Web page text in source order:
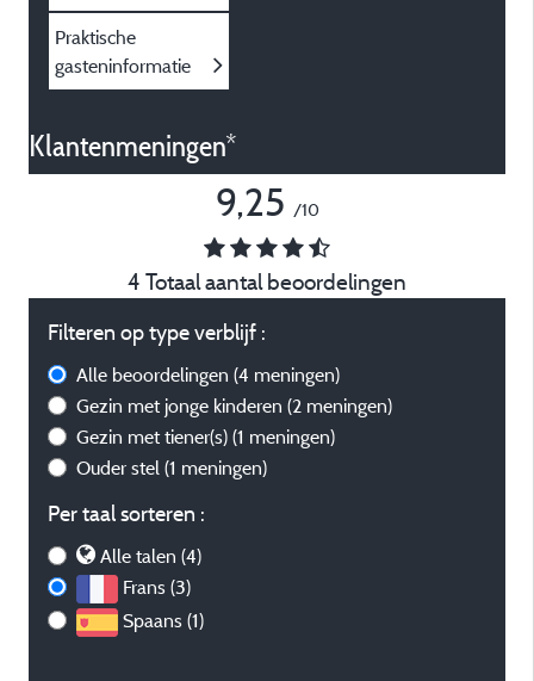
Praktische
gasteninformatie
Klantenmeningen*
9,25 /10
4 Totaal aantal beoordelingen
Filteren op type verblijf :
Alle beoordelingen (4 meningen)
Gezin met jonge kinderen (2 meningen)
Gezin met tiener(s) (1 meningen)
Ouder stel (1 meningen)
Per taal sorteren :
Alle talen (4)
Frans (3)
Spaans (1)